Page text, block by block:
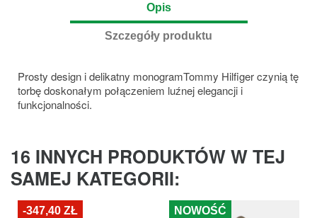
Opis
Szczegóły produktu
Prosty design i delikatny monogramTommy Hilfiger czynią tę
torbę doskonałym połączeniem luźnej elegancji i
funkcjonalności.
16 INNYCH PRODUKTÓW W TEJ
SAMEJ KATEGORII:
-347,40 ZŁ NOWOŚĆ